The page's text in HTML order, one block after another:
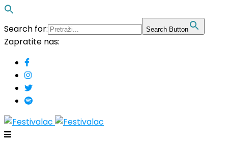
Search for: Search Button
Zapratite nas: